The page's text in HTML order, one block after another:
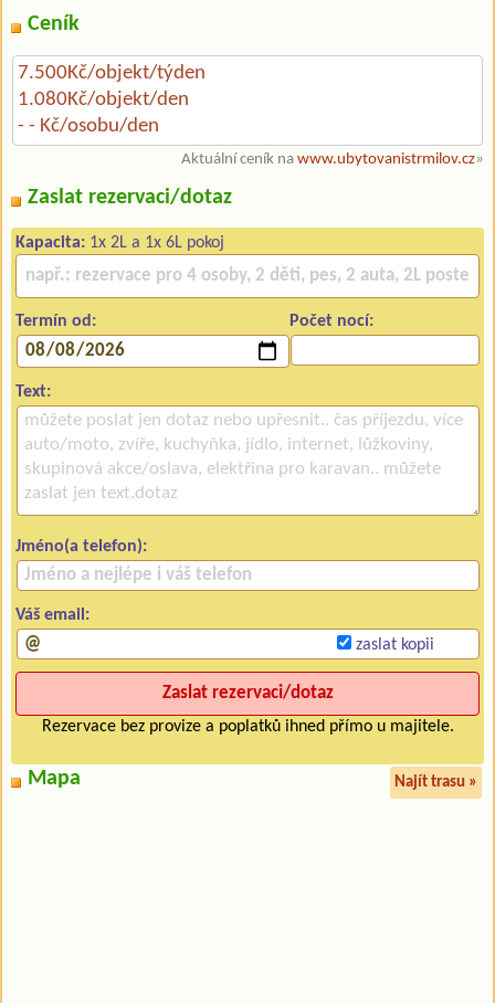
Ceník
7.500Kč/objekt/týden
1.080Kč/objekt/den
- - Kč/osobu/den
Aktuální ceník na www.ubytovanistrmilov.cz»
Zaslat rezervaci/dotaz
Kapacita: 1x 2L a 1x 6L pokoj
Termín od: Počet nocí:
Text:
Jméno(a telefon):
Váš email:
zaslat kopii
Rezervace bez provize a poplatků ihned přímo u majitele.
Mapa Najít trasu »